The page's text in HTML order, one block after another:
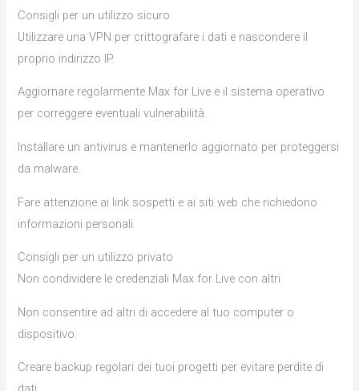
Consigli per un utilizzo sicuro
Utilizzare una VPN per crittografare i dati e nascondere il
proprio indirizzo IP.
Aggiornare regolarmente Max for Live e il sistema operativo
per correggere eventuali vulnerabilità.
Installare un antivirus e mantenerlo aggiornato per proteggersi
da malware.
Fare attenzione ai link sospetti e ai siti web che richiedono
informazioni personali.
Consigli per un utilizzo privato
Non condividere le credenziali Max for Live con altri.
Non consentire ad altri di accedere al tuo computer o
dispositivo.
Creare backup regolari dei tuoi progetti per evitare perdite di